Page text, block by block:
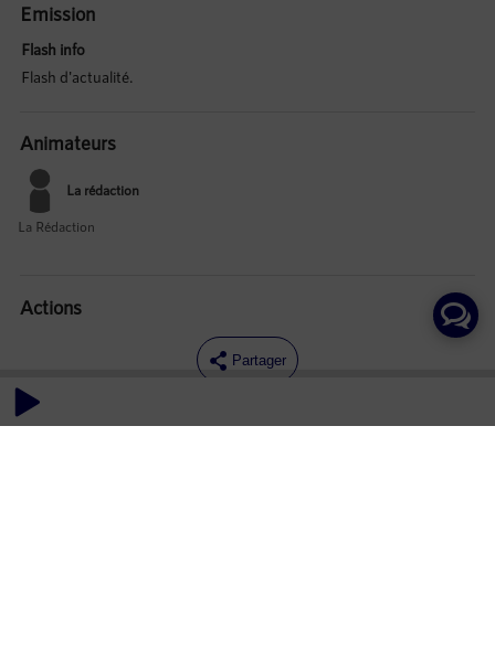
Emission
Flash info
Flash d'actualité.
Animateurs
La rédaction
La Rédaction
Actions
Partager
Commentaires